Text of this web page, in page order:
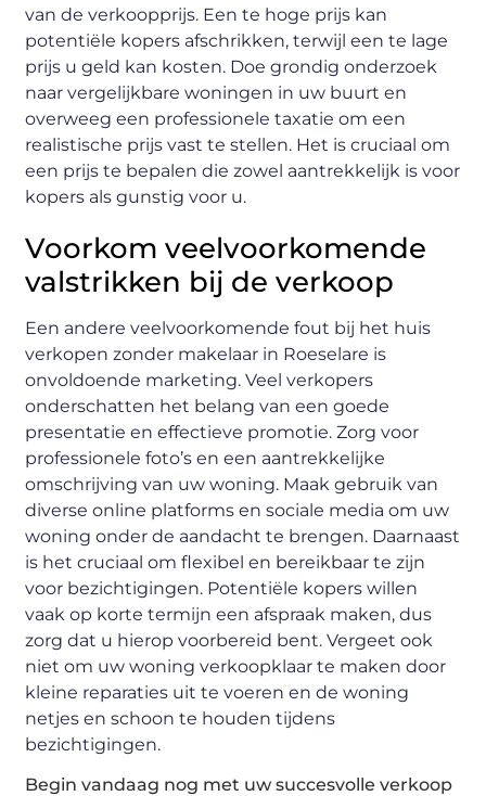
van de verkoopprijs. Een te hoge prijs kan
potentiële kopers afschrikken, terwijl een te lage
prijs u geld kan kosten. Doe grondig onderzoek
naar vergelijkbare woningen in uw buurt en
overweeg een professionele taxatie om een
realistische prijs vast te stellen. Het is cruciaal om
een prijs te bepalen die zowel aantrekkelijk is voor
kopers als gunstig voor u.
Voorkom veelvoorkomende
valstrikken bij de verkoop
Een andere veelvoorkomende fout bij het huis
verkopen zonder makelaar in Roeselare is
onvoldoende marketing. Veel verkopers
onderschatten het belang van een goede
presentatie en effectieve promotie. Zorg voor
professionele foto’s en een aantrekkelijke
omschrijving van uw woning. Maak gebruik van
diverse online platforms en sociale media om uw
woning onder de aandacht te brengen. Daarnaast
is het cruciaal om flexibel en bereikbaar te zijn
voor bezichtigingen. Potentiële kopers willen
vaak op korte termijn een afspraak maken, dus
zorg dat u hierop voorbereid bent. Vergeet ook
niet om uw woning verkoopklaar te maken door
kleine reparaties uit te voeren en de woning
netjes en schoon te houden tijdens
bezichtigingen.
Begin vandaag nog met uw succesvolle verkoop